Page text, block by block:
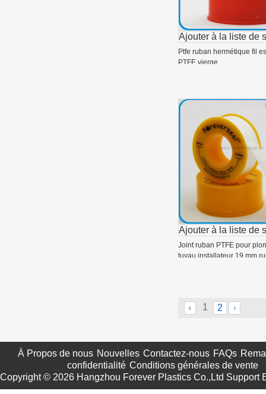
Ajouter à la liste de
Ptfe ruban hermétique fil
PTFE vierge
Ajouter à la liste de
Joint ruban PTFE pour
tuyau installateur 19 mm
1 2
À Propos de nous Nouvelles Contactez-nous FAQs
confidentialité Conditions générales de vente
Copyright © 2026 Hangzhou Forever Plastics Co.,Ltd Support